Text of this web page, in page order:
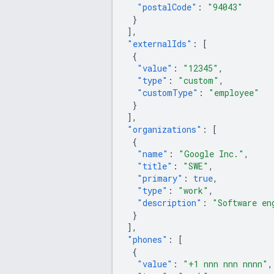
"postalCode" :
"94043"
}
],
"externalIds" :
[
{
"value" : "12345" ,
"type" : "custom" ,
"customType" :
"employee"
}
],
"organizations" :
[
{
"name" : "Google Inc." ,
"title" : "SWE" ,
"primary" : true,
"type" : "work" ,
"description" :
"Software
}
],
"phones" :
[
{
"value" : "+1 nnn nnn nnnn" ,